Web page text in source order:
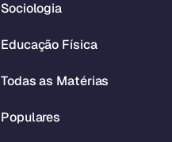
Sociologia
Educação Física
Todas as Matérias
Populares